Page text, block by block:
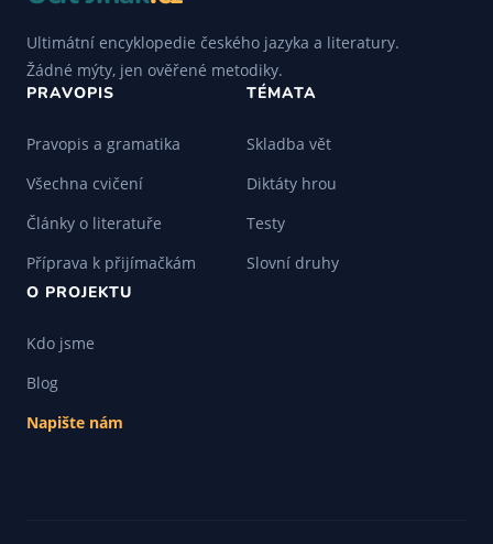
Ultimátní encyklopedie českého jazyka a literatury.
Žádné mýty, jen ověřené metodiky.
PRAVOPIS
Pravopis a gramatika
Všechna cvičení
Články o literatuře
Příprava k přijímačkám
TÉMATA
Skladba vět
Diktáty hrou
Testy
Slovní druhy
O PROJEKTU
Kdo jsme
Blog
Napište nám